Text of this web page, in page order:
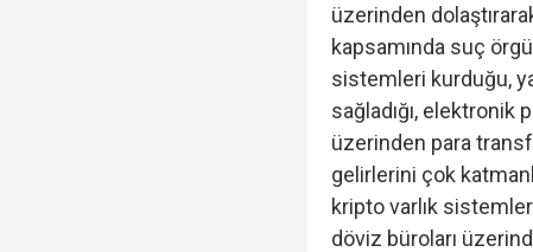
üzerinden
kapsamında suç
sistemleri kurduğu,
sağladığı, elektronik
üzerinden para
gelirlerini çok
kripto varlık
döviz büroları